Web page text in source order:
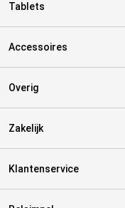
Tablets
Accessoires
Overig
Zakelijk
Klantenservice